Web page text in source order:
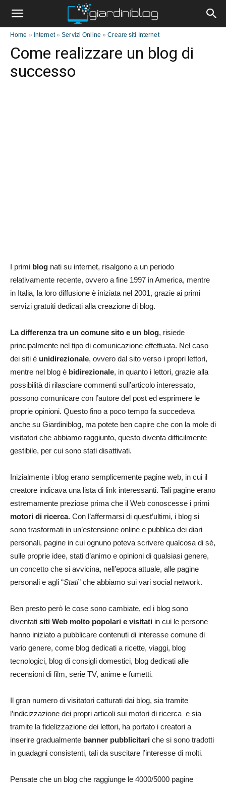
Home » Internet»Servizi Online »Creare siti Internet
Come realizzare un blog di
successo
I primi blog nati su internet, risalgono a un periodo
relativamente recente, ovvero a fine 1997 in America, mentre
in Italia, la loro diffusione è iniziata nel 2001, grazie ai primi
servizi gratuiti dedicati alla creazione di blog.
La differenza tra un comune sito e un blog, risiede
principalmente nel tipo di comunicazione effettuata. Nel caso
dei siti è unidirezionale, ovvero dal sito verso i propri lettori,
mentre nel blog è bidirezionale, in quanto i lettori, grazie alla
possibilità di rilasciare commenti sull’articolo interessato,
possono comunicare con l’autore del post ed esprimere le
proprie opinioni. Questo fino a poco tempo fa succedeva
anche su Giardiniblog, ma potete ben capire che con la mole di
visitatori che abbiamo raggiunto, questo diventa difficilmente
gestibile, per cui sono stati disattivati.
Inizialmente i blog erano semplicemente pagine web, in cui il
creatore indicava una lista di link interessanti. Tali pagine erano
estremamente preziose prima che il Web conoscesse i primi
motori di ricerca. Con l’affermarsi di quest’ultimi, i blog si
sono trasformati in un’estensione online e pubblica dei diari
personali, pagine in cui ognuno poteva scrivere qualcosa di sé,
sulle proprie idee, stati d’animo e opinioni di qualsiasi genere,
un concetto che si avvicina, nell’epoca attuale, alle pagine
personali e agli “Stati” che abbiamo sui vari social network.
Ben presto però le cose sono cambiate, ed i blog sono
diventati siti Web molto popolari e visitati in cui le persone
hanno iniziato a pubblicare contenuti di interesse comune di
vario genere, come blog dedicati a ricette, viaggi, blog
tecnologici, blog di consigli domestici, blog dedicati alle
recensioni di film, serie TV, anime e fumetti.
Il gran numero di visitatori catturati dai blog, sia tramite
l’indicizzazione dei propri articoli sui motori di ricerca e sia
tramite la fidelizzazione dei lettori, ha portato i creatori a
inserire gradualmente banner pubblicitari che si sono tradotti
in guadagni consistenti, tali da suscitare l’interesse di molti.
Pensate che un blog che raggiunge le 4000/5000 pagine